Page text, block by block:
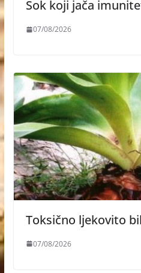
Sok koji jača
07/08/2026
Toksično ljekovito
07/08/2026